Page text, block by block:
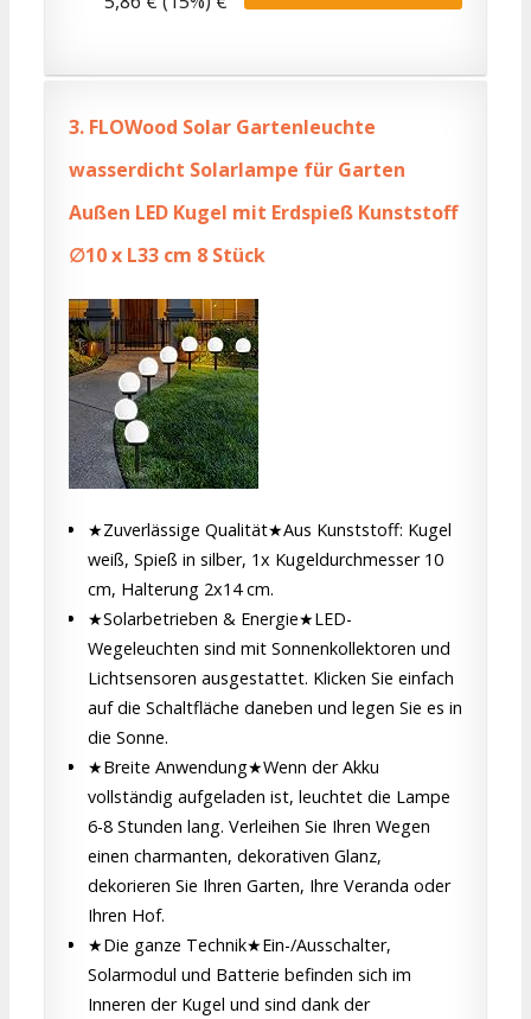
3. FLOWood Solar Gartenleuchte
wasserdicht Solarlampe für Garten
Außen LED Kugel mit Erdspieß Kunststoff
∅10 x L33 cm 8 Stück
★Zuverlässige Qualität★Aus Kunststoff: Kugel
weiß, Spieß in silber, 1x Kugeldurchmesser 10
cm, Halterung 2x14 cm.
★Solarbetrieben & Energie★LED-
Wegeleuchten sind mit Sonnenkollektoren und
Lichtsensoren ausgestattet. Klicken Sie einfach
auf die Schaltfläche daneben und legen Sie es in
die Sonne.
★Breite Anwendung★Wenn der Akku
vollständig aufgeladen ist, leuchtet die Lampe
6-8 Stunden lang. Verleihen Sie Ihren Wegen
einen charmanten, dekorativen Glanz,
dekorieren Sie Ihren Garten, Ihre Veranda oder
Ihren Hof.
★Die ganze Technik★Ein-/Ausschalter,
Solarmodul und Batterie befinden sich im
Inneren der Kugel und sind dank der